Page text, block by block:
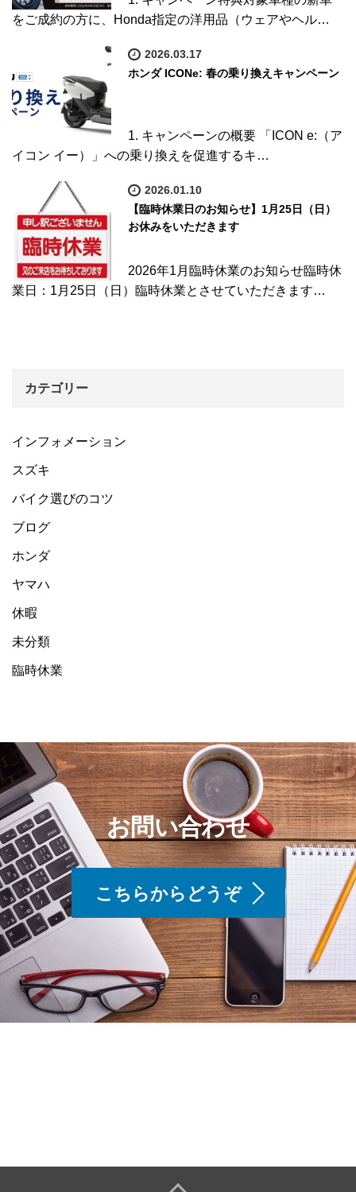
をご成約の方に、Honda指定の洋用品（ウェアやヘル…
2026.03.17
ホンダ ICONe: 春の乗り換えキャンペーン
1. キャンペーンの概要 「ICON e:（ア
イコン イー）」への乗り換えを促進するキ…
2026.01.10
【臨時休業日のお知らせ】1月25日（日）
お休みをいただきます
2026年1月臨時休業のお知らせ臨時休
業日：1月25日（日）臨時休業とさせていただきます…
カテゴリー
インフォメーション
スズキ
バイク選びのコツ
ブログ
ホンダ
ヤマハ
休暇
未分類
臨時休業
お問い合わせ
こちらからどうぞ